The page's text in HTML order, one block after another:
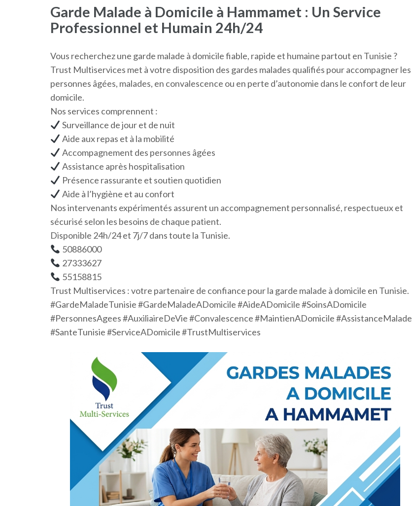
Garde Malade à Domicile à Hammamet : Un Service
Professionnel et Humain 24h/24
Vous recherchez une garde malade à domicile fiable, rapide et humaine partout en Tunisie ?
Trust Multiservices met à votre disposition des gardes malades qualifiés pour accompagner les
personnes âgées, malades, en convalescence ou en perte d’autonomie dans le confort de leur
domicile.
Nos services comprennent :
Surveillance de jour et de nuit
Aide aux repas et à la mobilité
Accompagnement des personnes âgées
Assistance après hospitalisation
Présence rassurante et soutien quotidien
Aide à l’hygiène et au confort
Nos intervenants expérimentés assurent un accompagnement personnalisé, respectueux et
sécurisé selon les besoins de chaque patient.
Disponible 24h/24 et 7j/7 dans toute la Tunisie.
50886000
27333627
55158815
Trust Multiservices : votre partenaire de confiance pour la garde malade à domicile en Tunisie.
#GardeMaladeTunisie #GardeMaladeADomicile #AideADomicile #SoinsADomicile
#PersonnesAgees #AuxiliaireDeVie #Convalescence #MaintienADomicile #AssistanceMalade
#SanteTunisie #ServiceADomicile #TrustMultiservices